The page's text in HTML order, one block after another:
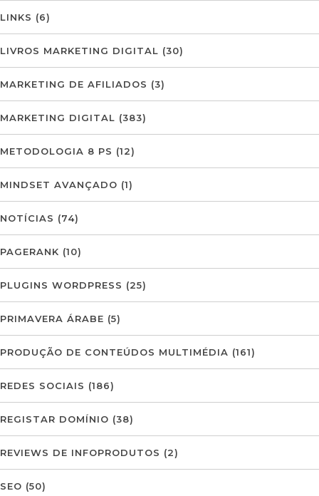
LINKS (6)
LIVROS MARKETING DIGITAL (30)
MARKETING DE AFILIADOS (3)
MARKETING DIGITAL (383)
METODOLOGIA 8 PS (12)
MINDSET AVANÇADO (1)
NOTÍCIAS (74)
PAGERANK (10)
PLUGINS WORDPRESS (25)
PRIMAVERA ÁRABE (5)
PRODUÇÃO DE CONTEÚDOS MULTIMÉDIA (161)
REDES SOCIAIS (186)
REGISTAR DOMÍNIO (38)
REVIEWS DE INFOPRODUTOS (2)
SEO (50)